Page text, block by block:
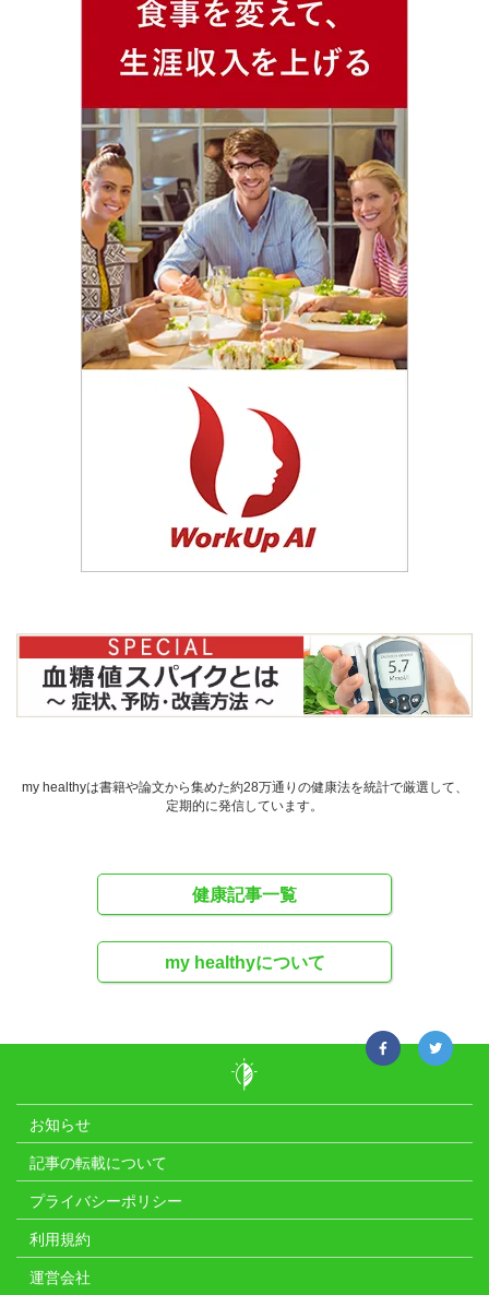
my healthyは書籍や論文から集めた約28万通りの健康法を統計で厳選して、
定期的に発信しています。
健康記事一覧
my healthyについて
お知らせ
記事の転載について
プライバシーポリシー
利用規約
運営会社